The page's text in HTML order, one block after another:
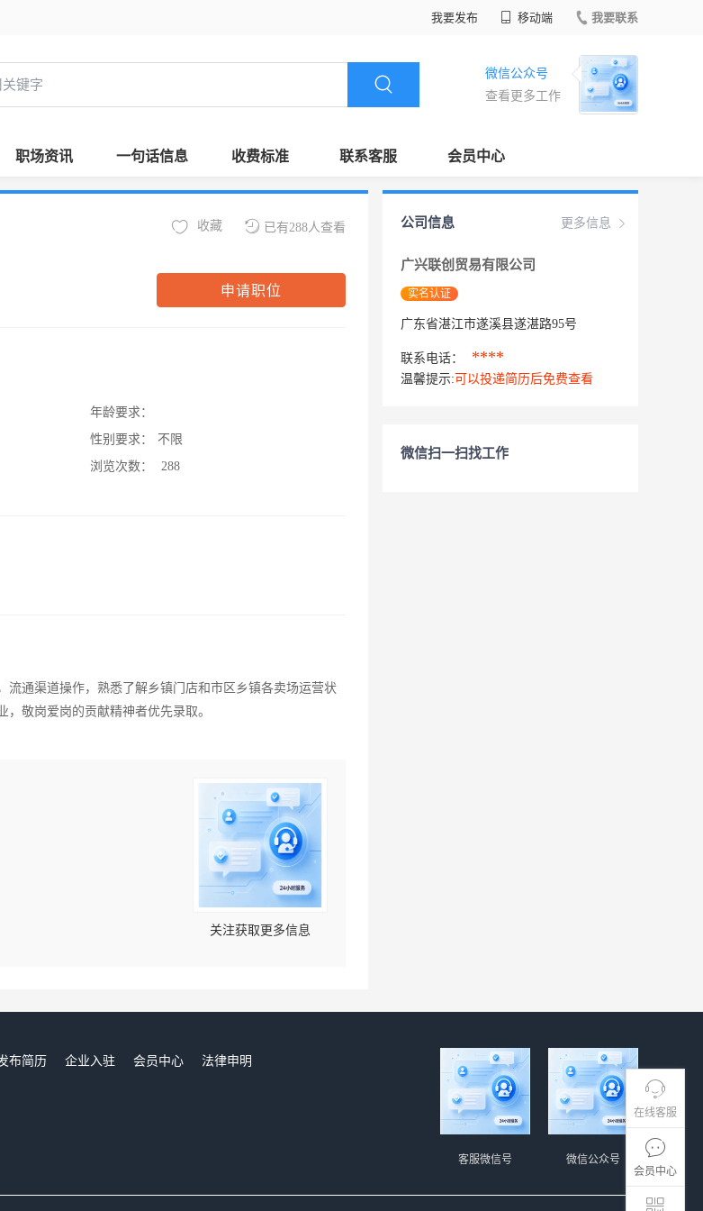
我要发布 移动端 我要联系
微信公众号
查看更多工作
职场资讯 一句话信息 收费标准 联系客服 会员中心
在线客服
会员中心
已有288人查看
收藏
申请职位
年龄要求：
性别要求：
不限
浏览次数：
288
通渠道操作，熟悉了解乡镇门店和市区乡镇各卖场运营状
敬岗爱岗的贡献精神者优先录取。
关注获取更多信息
更多信息
公司信息
广兴联创贸易有限公司
实名认证
广东省湛江市遂溪县遂湛路95号
联系电话： ****
温馨提示: 可以投递简历后免费查看
微信扫一扫找工作
布简历 企业入驻 会员中心
法律申明
微信公众号
客服微信号